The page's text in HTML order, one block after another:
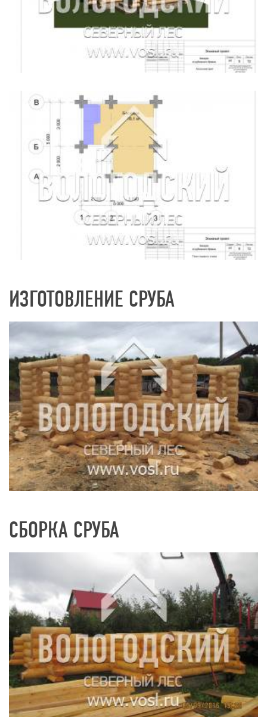
ИЗГОТОВЛЕНИЕ СРУБА
СБОРКА СРУБА